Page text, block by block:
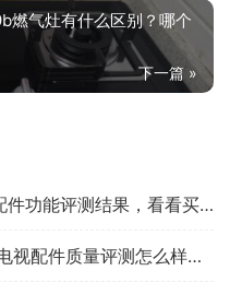
燃气灶有什么区别？哪个
下一篇 »
口碑实情分析NBCA55电视配件功能评测结果，看看买家怎么样评价的
【用后说说】丰坤fk-xjz-02电视配件质量评测怎么样好不好用？